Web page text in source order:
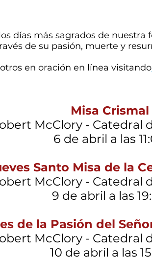
días más sagrados de
de su pasión, muerte y
en oración en línea visitando
Misa Crismal
McClory - Catedral
6 de abril a las
Santo Misa de la
McClory - Catedral
9 de abril a las
de la Pasión del
McClory - Catedral
10 de abril a las